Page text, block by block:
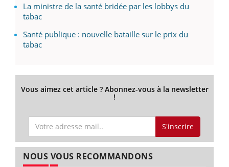
La ministre de la santé bridée par les lobbys du
tabac
Santé publique : nouvelle bataille sur le prix du
tabac
Vous aimez cet article ? Abonnez-vous à la newsletter
!
S'inscrire
NOUS VOUS RECOMMANDONS